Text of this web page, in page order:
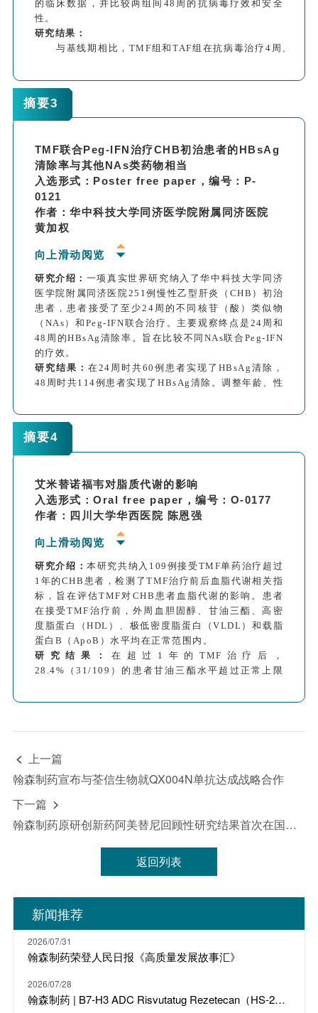
的临床数据，并比较两组间48周的抗病毒疗效和安全
性。
研究结果：
与基线期相比，TMF组和TAF组在抗病毒治疗4周、12
TMF和TAF治疗48周后，HBV DNA清除率(<10
IU/ml)分别为41.5%(22/53)和40.0%(12/30)。
基线期TMF组患者的ALT中位数与TAF组相比无显著差
48周TMF组的ALT复常率均略高于TAF组。
与基线相比，两组在24周和48周时血清Cr、eGFR和脂
质水平无显著统计学差异(P <0.05)。
研究结论：
患者中都能达到良好的抗病毒效果和安全性。
摘要3
TMF联合Peg-IFN治疗CHB初治患者的HBsAg
清除率与其他NAs类药物相当
入选形式：Poster free paper，编号：P-
0121
作者：华中科技大学同济医学院附属同济医院
黄加权
向上滑动阅览
研究介绍： 一项真实世界研究纳入了华中科技大学同济
医学院附属同济医院251例慢性乙型肝炎（CHB）初治
患者，患者接受了至少24周的不同核苷（酸）类似物
（NAs）和Peg-IFN联合治疗。主要观察终点是24周和
48周的HBsAg清除率。旨在比较不同NAs联合Peg-IFN
的疗效。
研究结果： 在24周时共60例患者实现了HBsAg清除，
48周时共114例患者实现了HBsAg清除。调整年龄、性
（P=0.315）和48周（P=0.439）的HBsAg清除率无显
著影响。
研究结论：
TDF和ETV联合Peg-IFN在实现HBsAg清除方面疗效相
摘要4
艾米替诺福韦对脂质代谢的影响
入选形式：Oral free paper，编号：O-0177
作者：四川大学华西医院 陈恩强
向上滑动阅览
研究介绍：本研究共纳入109例接受TMF单药治疗超过
1年的CHB患者，检测了TMF治疗前后血脂代谢相关指
标，旨在评估TMF对CHB患者血脂代谢的影响。患者
在接受TMF治疗前，外周血胆固醇、甘油三酯、高密
度脂蛋白（HDL）、极低密度脂蛋白（VLDL）和载脂
蛋白B（ApoB）水平均在正常范围内。
研究结果：在超过1年的TMF治疗后，
28.4%（31/109）的患者甘油三酯水平超过正常上限
的30%；15.6%（17/109）的患者总胆固醇水平超过
的30%；11%（12/109）的患者VLDL水平超过
30%；14.7%（16/109）的患者HDL水平超过ULN。
此外，在1年的TMF治疗后，大约11%（12/109）的患
者外周血ApoB略超ULN，但TMF治疗前后，平均
ApoB水平没有显著差异。
研究结论： 接受TMF治疗的患者可能在某些血脂指标
上出现轻微异常，但影响较小，其临床意义尚不明
 上一篇
翰森制药宣布与荃信生物就QX004N单抗达成战略合作
下一篇 
翰森制药原研创新药阿美替尼回顾性研究结果首次在国际知名药理学期刊发布
返回列表
新闻推荐
2026/07/31
翰森制药荣登人民日报《高质量发展故事汇》
2026/07/28
翰森制药 | B7-H3 ADC Risvutatug Rezetecan（HS-20093）骨肉瘤III期临床ARTEMIS-011达到IRC-PFS主要终点